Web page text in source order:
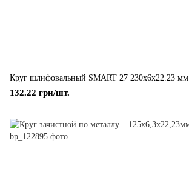
Круг шлифовальный SMART 27 230x6x22.23 мм
132.22 грн/шт.